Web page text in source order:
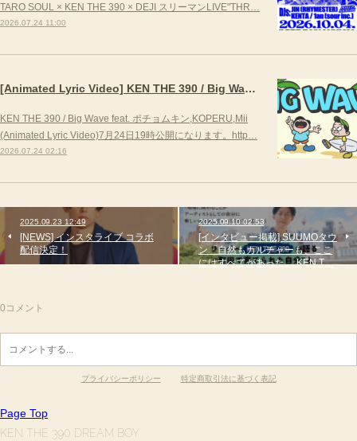
TARO SOUL × KEN THE 390 × DEJI スリーマンLIVE"THR…
2026.07.24 11:00
[Animated Lyric Video] KEN THE 390 / Big Wave feat. ポチョムキン,KOPERU,Mii
KEN THE 390 / Big Wave feat. ポチョムキン,KOPERU,Mii
(Animated Lyric Video)7月24日19時公開になります。http…
2026.07.24 02:16
2025.09.23 12:49
[NEWS] インスタライブ コラボ
配信決定！
2025.09.10 02:53
[インタビュー掲載] SUUMOタウ
ン「自然もカルチャーも、ここ
にはすべてがあった。 KEN T…
0 コメント
プライバシーポリシー 特定商取引法に基づく表記
Page Top
KEN THE 390 DREAM BOY